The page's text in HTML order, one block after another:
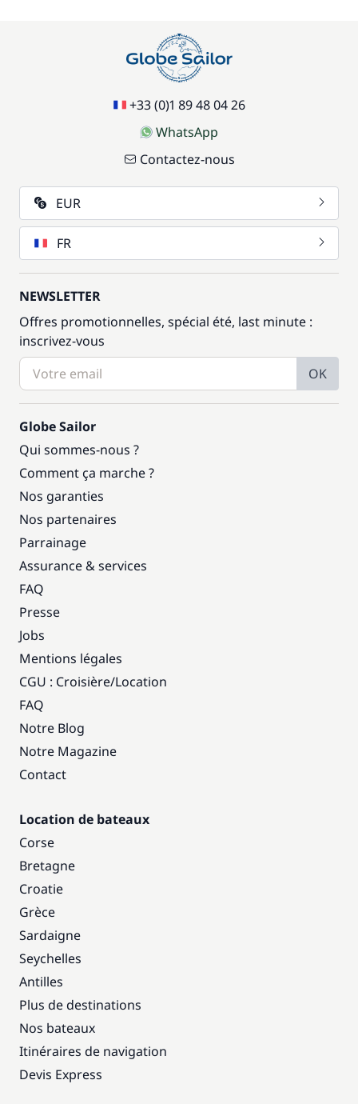
+33 (0)1 89 48 04 26
WhatsApp
Contactez-nous
EUR
FR
NEWSLETTER
Offres promotionnelles, spécial été, last minute :
inscrivez-vous
OK
Globe Sailor
Qui sommes-nous ?
Comment ça marche ?
Nos garanties
Nos partenaires
Parrainage
Assurance & services
FAQ
Presse
Jobs
Mentions légales
CGU : Croisière/Location
FAQ
Notre Blog
Notre Magazine
Contact
Location de bateaux
Corse
Bretagne
Croatie
Grèce
Sardaigne
Seychelles
Antilles
Plus de destinations
Nos bateaux
Itinéraires de navigation
Devis Express